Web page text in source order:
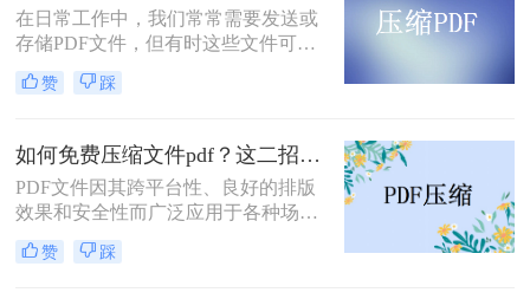
在日常工作中，我们常常需要发送或
存储PDF文件，但有时这些文件可能
会过大，导致传输不便或者占用过多
存储空间。为了应对这种情况，我们
确保文件大小不超过10MB。那么pdf
怎么压缩到10MB以内呢？本文将介
绍几种常用的PDF压缩方法。
赞 踩
如何免费压缩文件pdf？这二招快来看！
PDF文件因其跨平台性、良好的排版
效果和安全性而广泛应用于各种场
合。然而，过大的PDF文件可能会给
传输和存储带来不便。那么如何免费
赞 踩